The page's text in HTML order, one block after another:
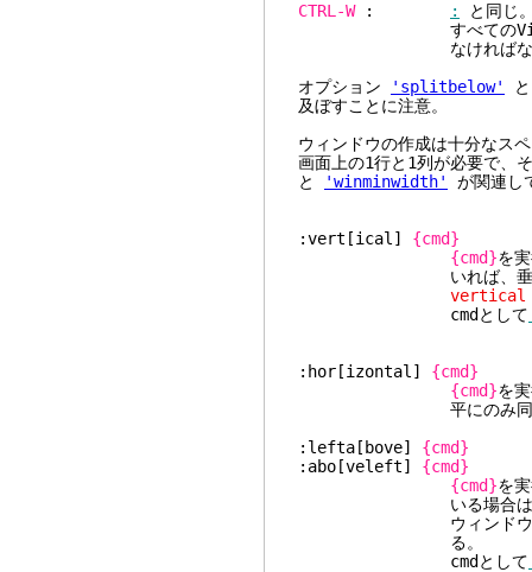
CTRL-W: :
と同じ
すべてのVimコ
なければならない端
オプション
'splitbelow'
及ぼすことに注意。
ウィンドウの作成は十分なス
画面上の1行と1列が必要で、
と
'winminwidth' が関連し
:vert[ical] {cmd}
{cmd}を
いれば、垂直分
vertical
cmdとして
:hor[izontal] {cmd}
{cmd}を
平にのみ同じにする
:lefta[bove] {cmd}
:abo[veleft] {cmd}
{cmd}を
いる場合は、垂直分割
ウィンドウを出
る。
cmdとして